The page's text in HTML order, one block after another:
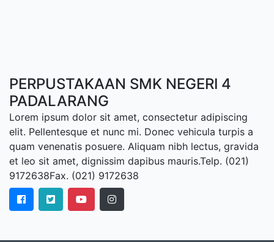
PERPUSTAKAAN SMK NEGERI 4
PADALARANG
Lorem ipsum dolor sit amet, consectetur adipiscing
elit. Pellentesque et nunc mi. Donec vehicula turpis a
quam venenatis posuere. Aliquam nibh lectus, gravida
et leo sit amet, dignissim dapibus mauris.Telp. (021)
9172638Fax. (021) 9172638